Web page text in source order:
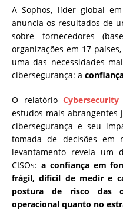
A Sophos, líder global
anuncia os resultados de
sobre fornecedores
organizações em 17
uma das necessidades
cibersegurança: a
O relatório
estudos mais abrangentes
cibersegurança e seu
tomada de decisões em
levantamento revela um
CISOs: a confiança em
frágil, difícil de medir e
postura de risco das
operacional quanto no